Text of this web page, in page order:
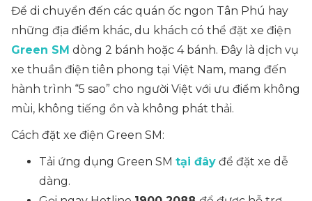
Để di chuyển đến các quán ốc ngon Tân Phú hay
những địa điểm khác, du khách có thể đặt xe điện
Green SM dòng 2 bánh hoặc 4 bánh. Đây là dịch vụ
xe thuần điện tiên phong tại Việt Nam, mang đến
hành trình “5 sao” cho người Việt với ưu điểm không
mùi, không tiếng ồn và không phát thải.
Cách đặt xe điện Green SM:
Tải ứng dụng Green SM tại đây để đặt xe dễ
dàng.